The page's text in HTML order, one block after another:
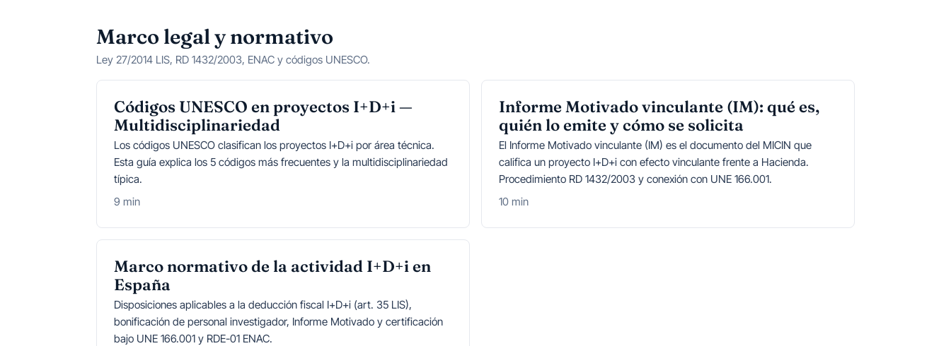
Marco legal y normativo
Ley 27/2014 LIS, RD 1432/2003, ENAC y códigos UNESCO.
Códigos UNESCO en proyectos I+D+i —
Multidisciplinariedad
Los códigos UNESCO clasifican los proyectos I+D+i por área técnica.
Esta guía explica los 5 códigos más frecuentes y la multidisciplinariedad
típica.
9 min
Informe Motivado vinculante (IM): qué es,
quién lo emite y cómo se solicita
El Informe Motivado vinculante (IM) es el documento del MICIN que
califica un proyecto I+D+i con efecto vinculante frente a Hacienda.
Procedimiento RD 1432/2003 y conexión con UNE 166.001.
10 min
Marco normativo de la actividad I+D+i en
España
Disposiciones aplicables a la deducción fiscal I+D+i (art. 35 LIS),
bonificación de personal investigador, Informe Motivado y certificación
bajo UNE 166.001 y RDE-01 ENAC.